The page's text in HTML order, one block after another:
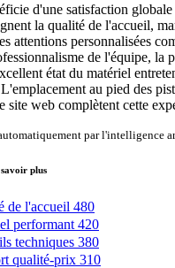
d'une satisfaction
la qualité de l'accueil,
attentions personnalisées
de l'équipe, la
état du matériel
au pied des
site web complètent cette
par l'intelligence
plus
de l'accueil 480
performant 420
techniques 380
qualité-prix 310